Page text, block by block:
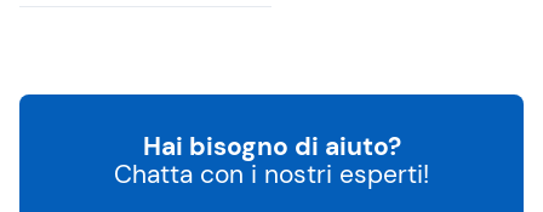
Hai bisogno di aiuto?
Chatta con i nostri esperti!